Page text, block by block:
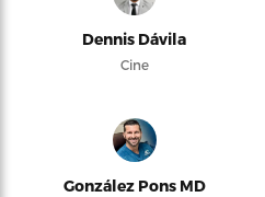
Dennis Dávila
Cine
González Pons MD